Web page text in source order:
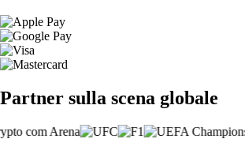
Partner sulla scena globale